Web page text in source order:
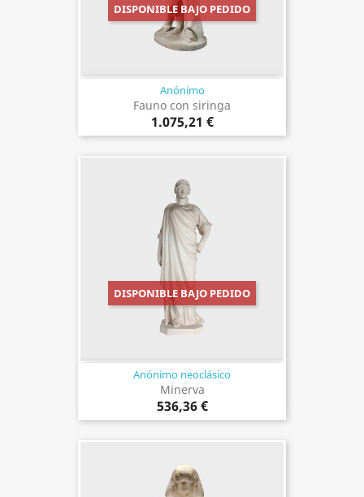
Anónimo
Fauno con siringa
1.075,21 €
DISPONIBLE BAJO PEDIDO
Anónimo neoclásico
Minerva
536,36 €
DISPONIBLE BAJO PEDIDO